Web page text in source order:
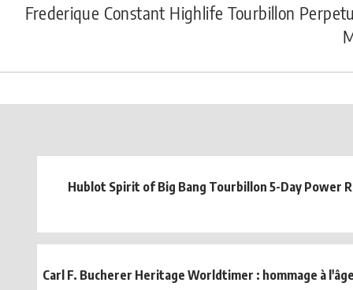
Frederique Constant Highlife Tourbillon
Hublot Spirit of Big Bang Tourbillon 5-Day Power
Carl F. Bucherer Heritage Worldtimer : hommage à